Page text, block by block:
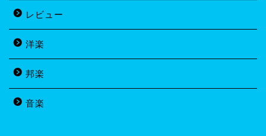
レビュー
洋楽
邦楽
音楽